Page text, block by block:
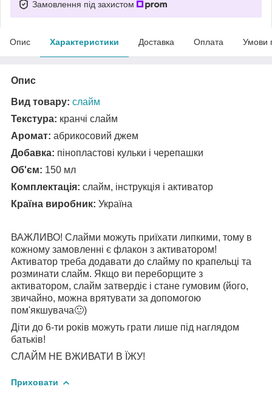
Замовлення під захистом
Опис Характеристики Доставка Оплата Умови
Опис
Вид товару: слайм
Текстура: кранчі слайм
Аромат: абрикосовий джем
Добавка: пінопластові кульки і черепашки
Об'єм: 150 мл
Комплектація: слайм, інструкція і активатор
Країна виробник: Україна
ВАЖЛИВО! Слайми можуть приїхати липкими, тому в
кожному замовленні є флакон з активатором!
Активатор треба додавати до слайму по крапельці та
розминати слайм. Якщо ви переборщите з
активатором, слайм затвердіє і стане гумовим (його,
звичайно, можна врятувати за допомогою
пом'якшувача🙂)
Діти до 6-ти років можуть грати лише під наглядом
батьків!
СЛАЙМ НЕ ВЖИВАТИ В ЇЖУ!
Приховати